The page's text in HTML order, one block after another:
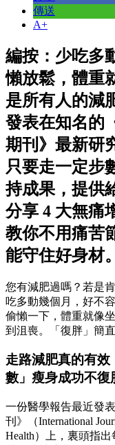
傳送
A+
編按：少吃多
懶放鬆，體重
是所有人的減
發表在知名的
期刊》最新研
只要走一定步
持成果，提供
分享 4 大無痛
教你不用痛苦
能守住好身材。
您有減肥過嗎？若是
吃多動幾個月，好不
偷懶一下，體重就像
到沮喪。「復胖」簡
走路減肥真的有
數」瘦身成功不復
一份醫學報告最近發
刊》（International
Health）上，裏頭指